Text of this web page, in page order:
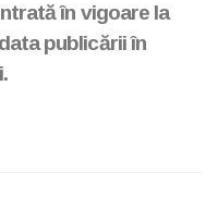
în vigoare la
publicării în